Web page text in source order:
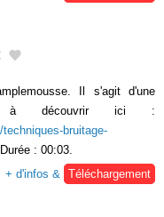
Il s'agit d'une
à découvrir ici :
bruitage-
. Durée : 00:03.
+ d'infos &
Téléchargement